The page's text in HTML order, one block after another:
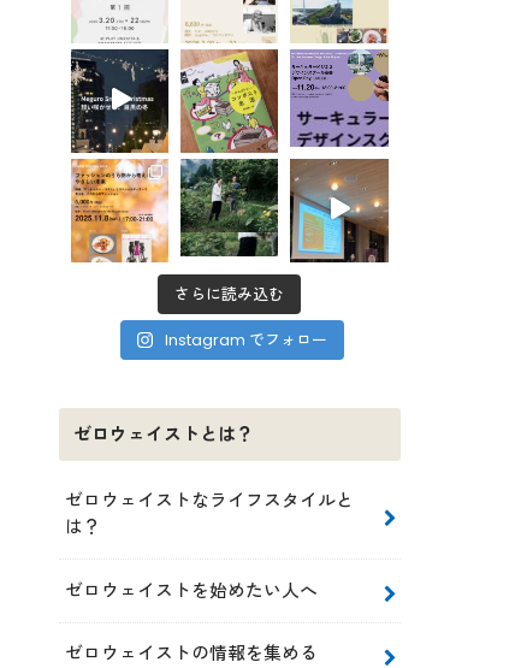
さらに読み込む
Instagram でフォロー
ゼロウェイストとは？
ゼロウェイストなライフスタイルと
は？
ゼロウェイストを始めたい人へ
ゼロウェイストの情報を集める